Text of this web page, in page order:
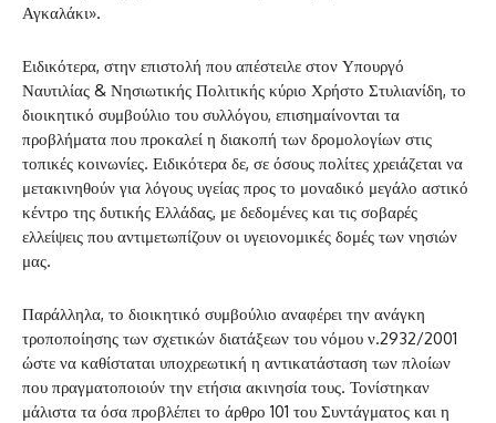
Αγκαλάκι».
Ειδικότερα, στην επιστολή που απέστειλε στον Υπουργό
Ναυτιλίας & Νησιωτικής Πολιτικής κύριο Χρήστο Στυλιανίδη, το
διοικητικό συμβούλιο του συλλόγου, επισημαίνονται τα
προβλήματα που προκαλεί η διακοπή των δρομολογίων στις
τοπικές κοινωνίες. Ειδικότερα δε, σε όσους πολίτες χρειάζεται να
μετακινηθούν για λόγους υγείας προς το μοναδικό μεγάλο αστικό
κέντρο της δυτικής Ελλάδας, με δεδομένες και τις σοβαρές
ελλείψεις που αντιμετωπίζουν οι υγειονομικές δομές των νησιών
μας.
Παράλληλα, το διοικητικό συμβούλιο αναφέρει την ανάγκη
τροποποίησης των σχετικών διατάξεων του νόμου ν.2932/2001
ώστε να καθίσταται υποχρεωτική η αντικατάσταση των πλοίων
που πραγματοποιούν την ετήσια ακινησία τους. Τονίστηκαν
μάλιστα τα όσα προβλέπει το άρθρο 101 του Συντάγματος και η